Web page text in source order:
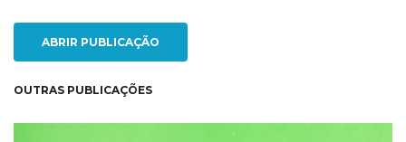
ABRIR PUBLICAÇÃO
OUTRAS PUBLICAÇÕES